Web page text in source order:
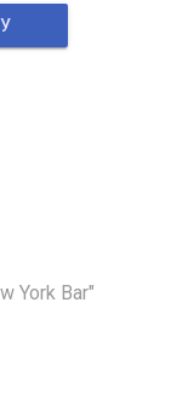
York Bar"